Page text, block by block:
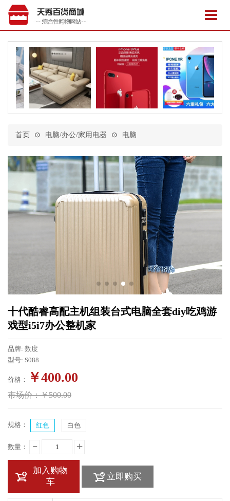
首页 ⊙ 电脑/办公/家用电器 ⊙ 电脑
十代酷睿高配主机组装台式电脑全套diy吃鸡游
戏型i5i7办公整机家
品牌: 数度
型号: S088
价格： ￥400.00
市场价：￥500.00
规格： 红色 白色
数量：
加入购物
车
立即购买